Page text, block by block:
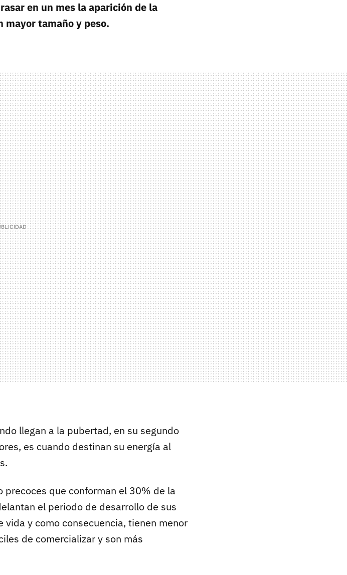
en un mes la aparición de la
mayor tamaño y peso.
llegan a la pubertad, en su segundo
es cuando destinan su energía al
que conforman el 30% de la
el periodo de desarrollo de sus
y como consecuencia, tienen menor
de comercializar y son más